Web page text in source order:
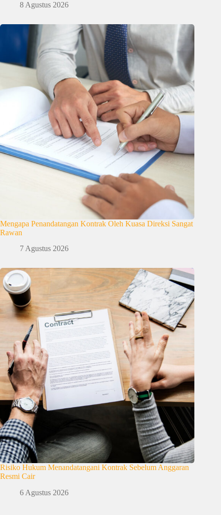
8 Agustus 2026
Mengapa Penandatangan Kontrak Oleh Kuasa Direksi Sangat
Rawan
7 Agustus 2026
Risiko Hukum Menandatangani Kontrak Sebelum Anggaran
Resmi Cair
6 Agustus 2026